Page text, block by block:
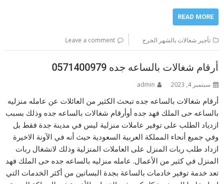
READ MORE
تأجير شغالات بالشهر الخرج Leave a comment
أرقام شغالات بالساعه جده 0571400979
سبتمبر 4, 2023 admin
أرقام شغالات بالساعه جده تبحث الكثير من العائلات عن عامله منزليه
بالساعه حى الملك فهد جده أوأرقام شغالات بالساعه جده وذلك بسبب
ازدياد الطلب على توفير عاملات منزلية ليس في مدينة جدة فقط بل
وفي جميع أنحاء المملكة العربية السعودية حيث أنه في الآونة الاخيرة
ازداد طلب ربات المنزل على العاملات المنزلية وذلك لانشغال ربات
المنزل في كثير من الأعمال. عامله منزليه بالساعه جده حى الملك فهد
تعد خدمة توفير خادمات بالساعة بجدة البساتين من أكثر الخدمات التي